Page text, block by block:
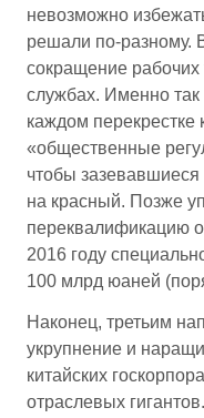
невозможно
решали по-разному.
сокращение рабочих
службах. Именно так
каждом перекрестке
«общественные
чтобы
на красный. Позже
переквалификацию
2016 году
100 млрд юаней
Наконец, третьим
укрупнение и
китайских
отраслевых